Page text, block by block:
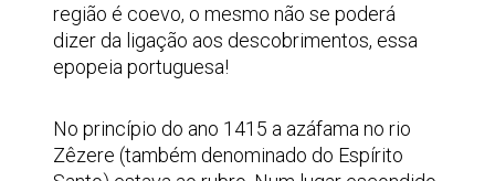
região é coevo, o mesmo não se poderá
dizer da ligação aos descobrimentos, essa
epopeia portuguesa!
No princípio do ano 1415 a azáfama no rio
Zêzere (também denominado do Espírito